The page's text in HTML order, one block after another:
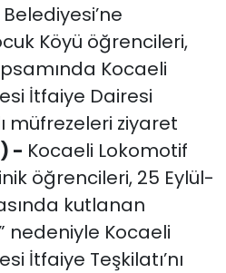
Köyü öğrencileri,
Kocaeli
İtfaiye Dairesi
müfrezeleri ziyaret
- Kocaeli Lokomotif
öğrencileri, 25 Eylül-
kutlanan
nedeniyle Kocaeli
İtfaiye Teşkilatı’nı